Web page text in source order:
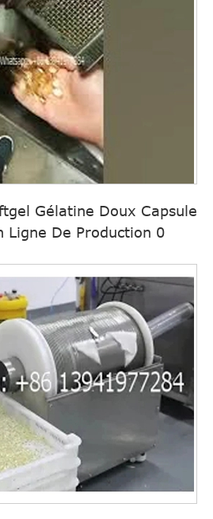
Gélatine Doux Capsule
Ligne De Production 0